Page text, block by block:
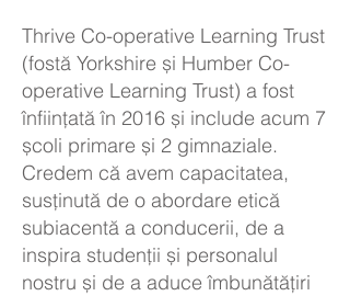
Thrive Co-operative Learning Trust
(fostă Yorkshire și Humber Co-
operative Learning Trust) a fost
înființată în 2016 și include acum 7
școli primare și 2 gimnaziale.
Credem că avem capacitatea,
susținută de o abordare etică
subiacentă a conducerii, de a
inspira studenții și personalul
nostru și de a aduce îmbunătățiri